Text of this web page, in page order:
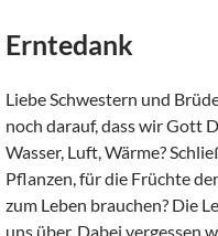
Erntedank
Liebe Schwestern und
noch darauf, dass wir Gott
Wasser, Luft, Wärme?
Pflanzen, für die Früchte
zum Leben brauchen? Die
uns über. Dabei vergessen